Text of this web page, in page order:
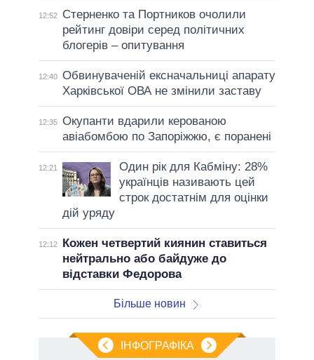
12:52
Стерненко та Портников очолили
рейтинг довіри серед політичних
блогерів – опитування
12:40 Обвинуваченій ексначальниці апарату
Харківської ОВА не змінили заставу
12:35 Окупанти вдарили керованою
авіабомбою по Запоріжжю, є поранені
12:21
Один рік для Кабміну: 28%
українців називають цей
строк достатнім для оцінки
дій уряду
12:12
Кожен четвертий киянин ставиться
нейтрально або байдуже до
відставки Федорова
Більше новин
ІНФОГРАФІКА